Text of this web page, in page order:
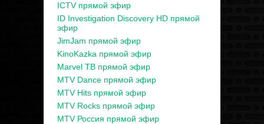
ICTV прямой эфир
ID Investigation Discovery HD прямой
эфир
JimJam прямой эфир
KinoKazka прямой эфир
Marvel ТВ прямой эфир
MTV Dance прямой эфир
MTV Hits прямой эфир
MTV Rocks прямой эфир
MTV Россия прямой эфир